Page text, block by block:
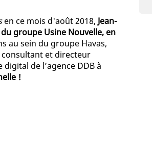
en ce mois d'août 2018, Jean-
groupe Usine Nouvelle, en
au sein du groupe Havas,
consultant et directeur
de l’agence DDB à
!